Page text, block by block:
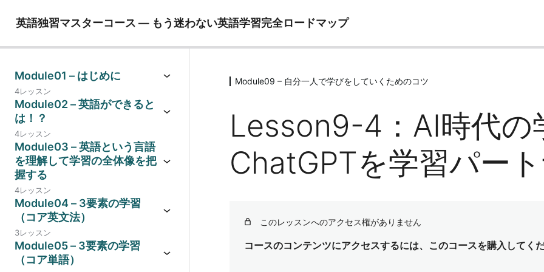
英語独習マスターコース ― もう迷わない英語学習完全ロードマップ
Module01 – はじめに
4レッスン
Module02 – 英語ができると
は！？
4レッスン
Module03 – 英語という言語
を理解して学習の全体像を把
握する
4レッスン
Module04 – 3要素の学習
（コア英文法）
3レッスン
Module05 – 3要素の学習
（コア単語）
Module09 – 自分一人で学びをしていくためのコツ
Lesson9-4：AI時代の
ChatGPTを学習パー
このレッスンへのアクセス権がありません
コースのコンテンツにアクセスするには、このコースを購入してく